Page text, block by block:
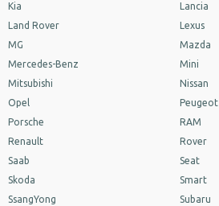
Kia
Lancia
Land Rover
Lexus
MG
Mazda
Mercedes-Benz
Mini
Mitsubishi
Nissan
Opel
Peugeot
Porsche
RAM
Renault
Rover
Saab
Seat
Skoda
Smart
SsangYong
Subaru